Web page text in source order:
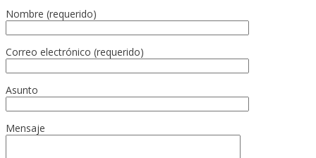
Nombre (requerido)
Correo electrónico (requerido)
Asunto
Mensaje